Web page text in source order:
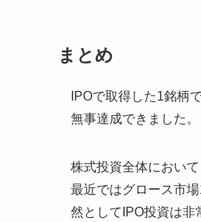
まとめ
IPOで取得した1銘柄
無事達成できました。
株式投資全体におい
最近ではグロース市
然としてIPO投資は非